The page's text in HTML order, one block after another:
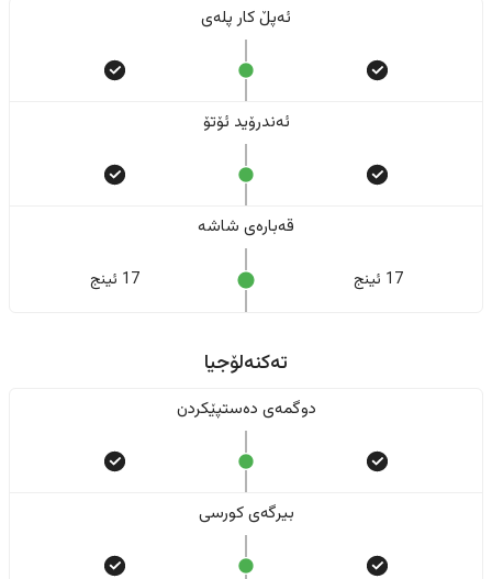
ئەپڵ کار پلەی
ئەندرۆید ئۆتۆ
قەبارەی شاشە
17 ئینج 17 ئینج
تەکنەلۆجیا
دوگمەی دەستپێکردن
بیرگەی کورسی